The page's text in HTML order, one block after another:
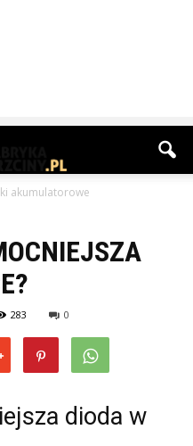
akumulatorowe
283 0
dioda w